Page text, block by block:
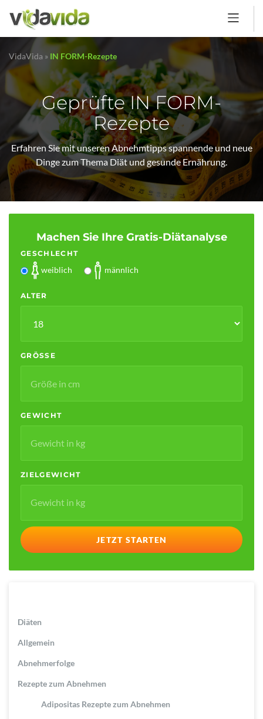
VidaVida » IN FORM-Rezepte
Geprüfte IN FORM-
Rezepte
Erfahren Sie mit unseren Abnehmtipps spannende und neue
Dinge zum Thema Diät und gesunde Ernährung.
Machen Sie Ihre Gratis-Diätanalyse
GESCHLECHT
weiblich männlich
ALTER
GRÖSSE
GEWICHT
ZIELGEWICHT
Diäten
Allgemein
Abnehmerfolge
Rezepte zum Abnehmen
Adipositas Rezepte zum Abnehmen